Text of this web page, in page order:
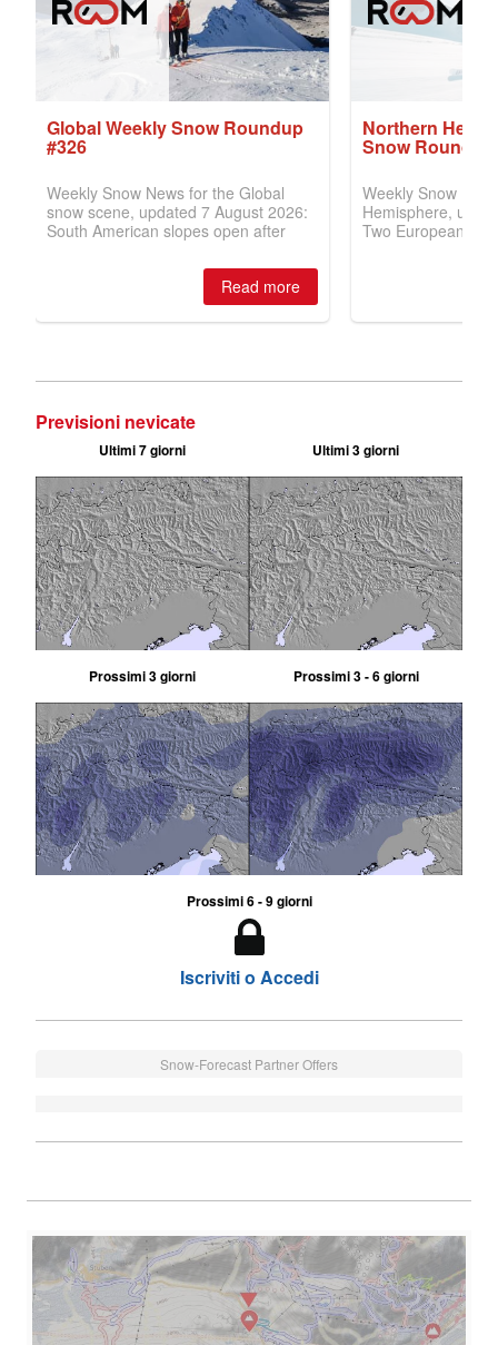
Previsioni nevicate
Ultimi 7 giorni Ultimi 3 giorni
Prossimi 3 giorni Prossimi 3 - 6 giorni
Prossimi 6 - 9 giorni
Iscriviti o Accedi
Snow-Forecast Partner Offers